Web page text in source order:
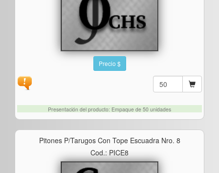
Precio $
Presentación del producto: Empaque de 50 unidades
Pitones P/tarugos Con Tope Escuadra Nro. 8
Cod.: PICE8